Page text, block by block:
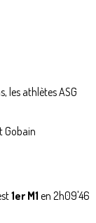
les athlètes ASG
Gobain
1er M1 en 2h09'46